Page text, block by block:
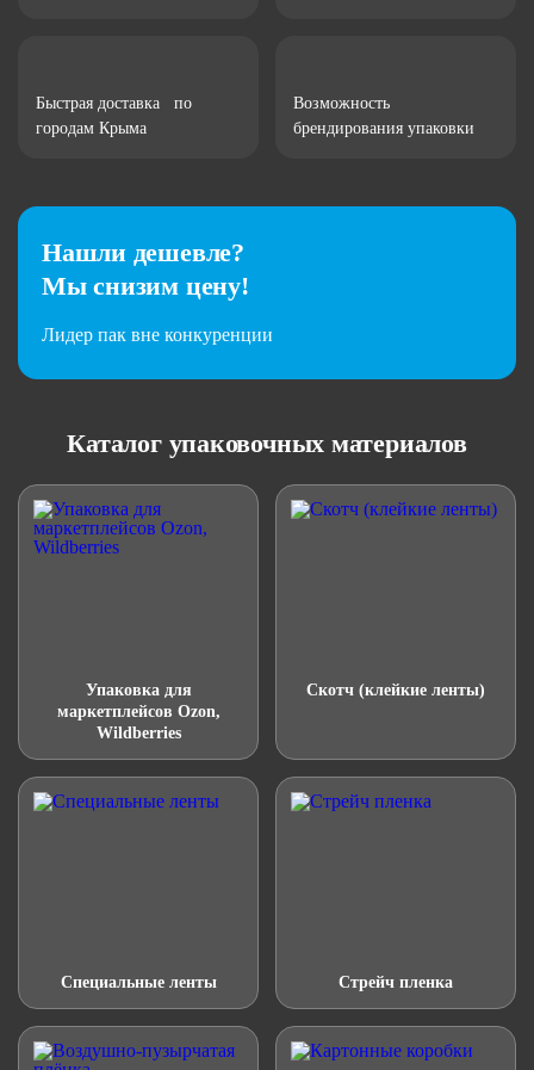
Быстрая доставка по
городам Крыма
Возможность
брендирования упаковки
Нашли дешевле?
Мы снизим цену!
Лидер пак вне конкуренции
Каталог упаковочных материалов
Упаковка для
маркетплейсов Ozon,
Wildberries
Скотч (клейкие ленты)
Специальные ленты Стрейч пленка